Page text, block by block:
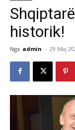
historik!
Nga admin - 29 Maj